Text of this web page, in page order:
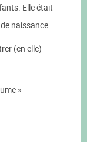
Elle était
naissance.
(en elle)
»